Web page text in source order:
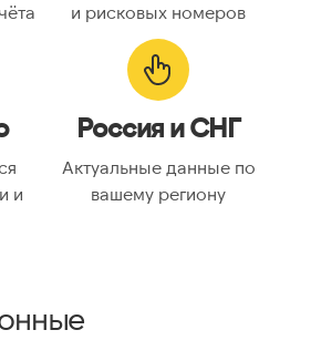
и рисковых номеров
и
Россия и СНГ
Актуальные данные по
вашему региону